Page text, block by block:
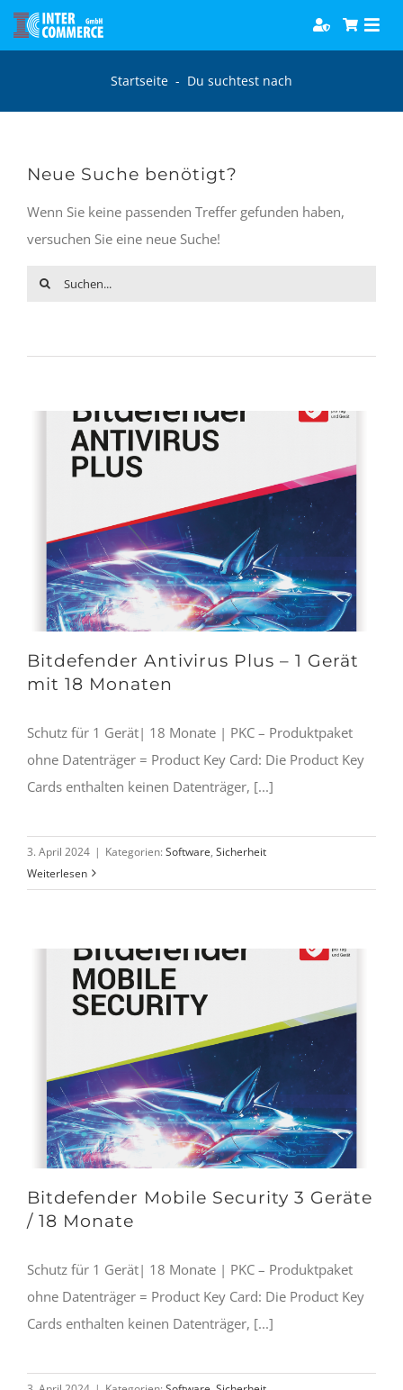
Zum
Inhalt
Hörbücher
Startseite - Du suchtest nach
Neue Suche benötigt?
Wenn Sie keine passenden Treffer gefunden haben,
versuchen Sie eine neue Suche!
Bitdefender Antivirus Plus – 1 Gerät
mit 18 Monaten
Schutz für 1 Gerät| 18 Monate | PKC – Produktpaket
ohne Datenträger = Product Key Card: Die Product Key
Cards enthalten keinen Datenträger, [...]
3. April 2024 | Kategorien: Software, Sicherheit
Weiterlesen
Bitdefender Mobile Security 3 Geräte
/ 18 Monate
Schutz für 1 Gerät| 18 Monate | PKC – Produktpaket
ohne Datenträger = Product Key Card: Die Product Key
Cards enthalten keinen Datenträger, [...]